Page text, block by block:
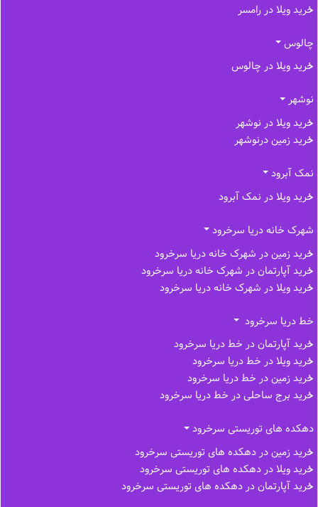
خرید ویلا در رامسر
چالوس
خرید ویلا در چالوس
نوشهر
خرید ویلا در نوشهر
خرید زمین درنوشهر
نمک آبرود
خرید ویلا در نمک آبرود
شهرک خانه دریا سرخرود
خرید زمین در شهرک خانه دریا سرخرود
خرید آپارتمان در شهرک خانه دریا سرخرود
خرید ویلا در شهرک خانه دریا سرخرود
خط دریا سرخرود
خرید آپارتمان در خط دریا سرخرود
خرید ویلا در خط دریا سرخرود
خرید زمین در خط دریا سرخرود
خرید برج ساحلی در خط‌ دریا سرخرود
دهکده های توریستی سرخرود
خرید زمین در دهکده های توریستی سرخرود
خرید ویلا در دهکده های توریستی سرخرود
خرید آپارتمان در دهکده های توریستی سرخرود